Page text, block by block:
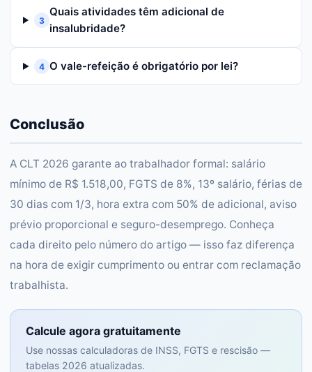
3
Quais atividades têm adicional de
insalubridade?
4 O vale-refeição é obrigatório por lei?
Conclusão
A CLT 2026 garante ao trabalhador formal: salário
mínimo de R$ 1.518,00, FGTS de 8%, 13º salário, férias de
30 dias com 1/3, hora extra com 50% de adicional, aviso
prévio proporcional e seguro-desemprego. Conheça
cada direito pelo número do artigo — isso faz diferença
na hora de exigir cumprimento ou entrar com reclamação
trabalhista.
Calcule agora gratuitamente
Use nossas calculadoras de INSS, FGTS e rescisão —
tabelas 2026 atualizadas.